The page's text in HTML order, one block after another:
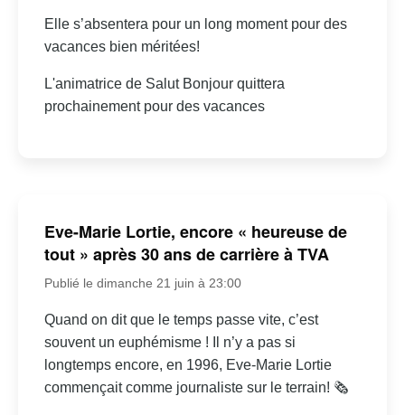
Elle s’absentera pour un long moment pour des
vacances bien méritées!
L'animatrice de Salut Bonjour quittera
prochainement pour des vacances
Eve-Marie Lortie, encore « heureuse de
tout » après 30 ans de carrière à TVA
Publié le dimanche 21 juin à 23:00
Quand on dit que le temps passe vite, c’est
souvent un euphémisme ! Il n’y a pas si
longtemps encore, en 1996, Eve-Marie Lortie
commençait comme journaliste sur le terrain! 🗞